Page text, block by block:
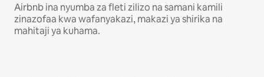
Airbnb ina nyumba za fleti zilizo na samani kamili
zinazofaa kwa wafanyakazi, makazi ya shirika na
mahitaji ya kuhama.